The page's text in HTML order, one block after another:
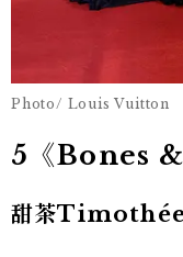
Photo/ Louis Vuitton
5《Bones
甜茶